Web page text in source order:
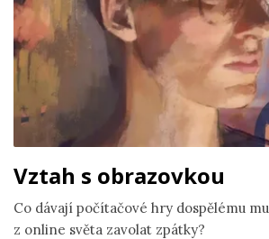
Vztah s obrazovkou
Co dávají počítačové hry dospělému
z online světa zavolat zpátky?